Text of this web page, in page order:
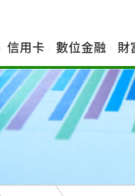
信用卡 數位金融 財